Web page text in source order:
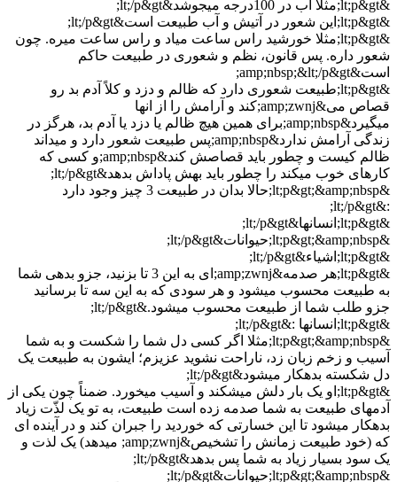
&lt;p&gt;مثلا آب در 100درجه میجوشد&lt;/p&gt;
&lt;p&gt;این شعور در آتیش و آب طبیعت است&lt;/p&gt;
&lt;p&gt;مثلا خورشید راس ساعت میاد و راس ساعت میره. چون
شعور داره. پس قانون، نظم و شعوری در طبیعت حاکم
است&amp;nbsp;&lt;/p&gt;
&lt;p&gt;طبیعت شعوری دارد که ظالم و دزد و کلاً آدم بد رو
قصاص می&amp;zwnj;کند و آرامش را از انها
میگیرد&amp;nbsp;برای همین هیچ ظالم یا دزد یا آدم بد، هرگز در
زندگی آرامش ندارد&amp;nbsp;پس طبیعت شعور دارد و میداند
ظالم کیست و چطور باید قصاصش کند&amp;nbsp;و کسی که
کارهای خوب میکند را چطور باید بهش پاداش بدهد&lt;/p&gt;
&lt;p&gt;&amp;nbsp;حالا بدان در طبیعت 3 چیز وجود دارد
:&lt;/p&gt;
&lt;p&gt;انسانها&lt;/p&gt;
&lt;p&gt;&amp;nbsp;حیوانات&lt;/p&gt;
&lt;p&gt;اشیاء&lt;/p&gt;
&lt;p&gt;هر صدمه&amp;zwnj;ای به این 3 تا بزنید، جزو بدهی شما
به طبیعت محسوب میشود و هر سودی که به این سه تا برسانید
جزو طلب شما از طبیعت محسوب میشود.&lt;/p&gt;
&lt;p&gt;انسانها :&lt;/p&gt;
&lt;p&gt;&amp;nbsp;مثلا اگر کسی دل شما را شکست و به شما
آسیب و زخم زبان زد، ناراحت نشوید عزیزم؛ ایشون به طبیعت یک
دل شکسته بدهکار میشود&lt;/p&gt;
&lt;p&gt;او یک بار دلش میشکند و آسیب میخورد. ضمناً چون یکی از
آدمهای طبیعت به شما صدمه زده است طبیعت، به تو یک لذّت زیاد
بدهکار میشود تا این خسارتی که خوردید را جبران کند و در آینده ای
که (خود طبیعت زمانش را تشخیص&amp;zwnj; میدهد) یک لذت و
یک سود بسیار زیاد به شما پس بدهد&lt;/p&gt;
&lt;p&gt;&amp;nbsp;حیوانات&lt;/p&gt;